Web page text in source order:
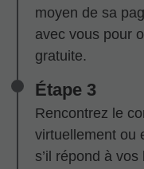
moyen de sa
avec vous pour
gratuite.
Étape 3
Rencontrez le
virtuellement ou
s’il répond à